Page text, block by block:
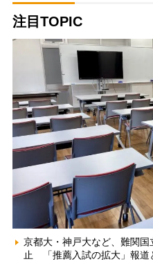
注目TOPIC
京都大・神戸大など、難関
止 「推薦入試の拡大」報道